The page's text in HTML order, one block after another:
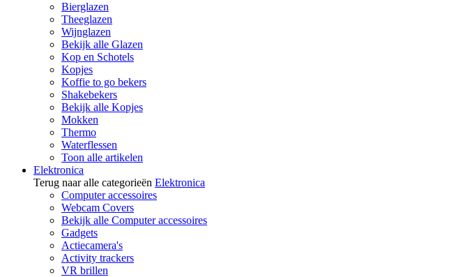
Bierglazen
Theeglazen
Wijnglazen
Bekijk alle Glazen
Kop en Schotels
Kopjes
Koffie to go bekers
Shakebekers
Bekijk alle Kopjes
Mokken
Thermo
Waterflessen
Toon alle artikelen
Elektronica
Terug naar alle categorieën Elektronica
Computer accessoires
Webcam Covers
Bekijk alle Computer accessoires
Gadgets
Actiecamera's
Activity trackers
VR brillen